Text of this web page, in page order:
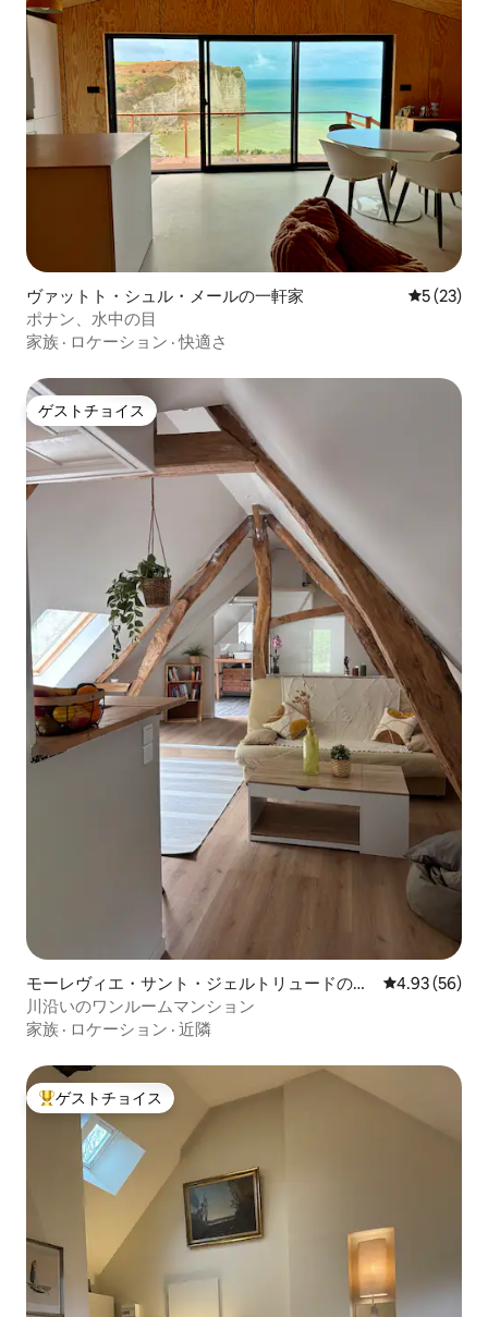
ヴァットト・シュル・メールの一軒家 レビュー
5 (23)
ポナン、水中の目
家族 · ロケーション ·快適さ
ゲストチョイス
ゲストチョイス
モーレヴィエ・サント・ジェルトリュードの一
軒家
レビュー56
4.93 (56)
川沿いのワンルームマンション
家族 · ロケーション · 近隣
大好評のゲストチョイスです。
ゲストチョイス